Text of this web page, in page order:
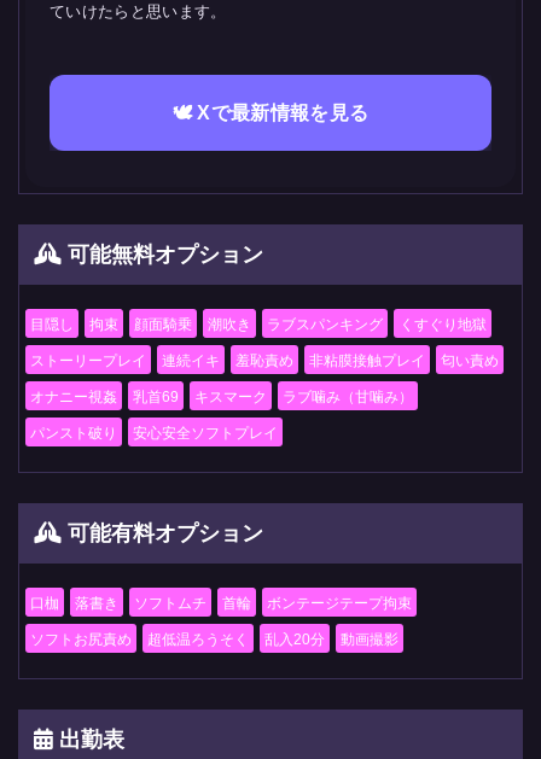
ていけたらと思います。
🕊️ Xで最新情報を見る
可能無料オプション
目隠し 拘束 顔面騎乗 潮吹き ラブスパンキング くすぐり地獄
ストーリープレイ 連続イキ 羞恥責め 非粘膜接触プレイ 匂い責め
オナニー視姦 乳首69 キスマーク ラブ噛み（甘噛み）
パンスト破り 安心安全ソフトプレイ
可能有料オプション
口枷 落書き ソフトムチ 首輪 ボンテージテープ拘束
ソフトお尻責め 超低温ろうそく 乱入20分 動画撮影
出勤表